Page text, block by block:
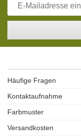
Häufige Fragen
Kontaktaufnahme
Farbmuster
Versandkosten